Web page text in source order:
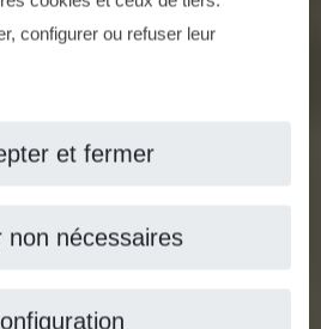
configurer ou refuser leur
et fermer
non nécessaires